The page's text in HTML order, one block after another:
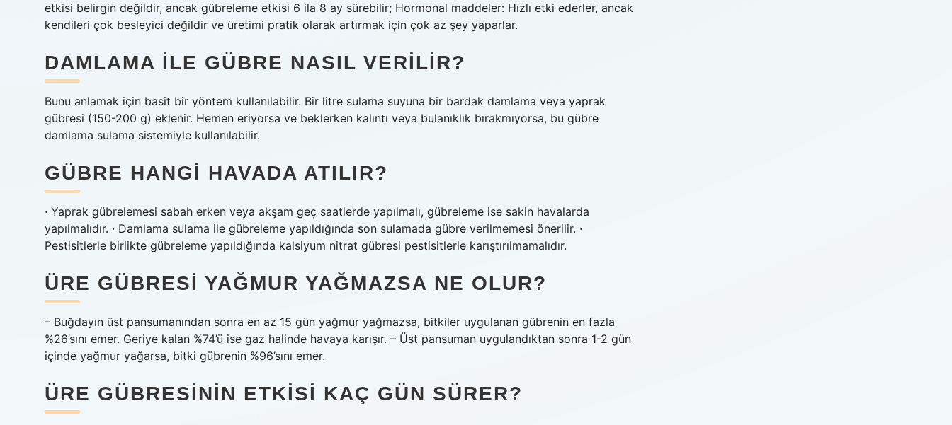
etkisi belirgin değildir, ancak gübreleme etkisi 6 ila 8 ay sürebilir; Hormonal maddeler: Hızlı etki ederler, ancak
kendileri çok besleyici değildir ve üretimi pratik olarak artırmak için çok az şey yaparlar.
DAMLAMA ILE GÜBRE NASIL VERILIR?
Bunu anlamak için basit bir yöntem kullanılabilir. Bir litre sulama suyuna bir bardak damlama veya yaprak
gübresi (150-200 g) eklenir. Hemen eriyorsa ve beklerken kalıntı veya bulanıklık bırakmıyorsa, bu gübre
damlama sulama sistemiyle kullanılabilir.
GÜBRE HANGI HAVADA ATILIR?
· Yaprak gübrelemesi sabah erken veya akşam geç saatlerde yapılmalı, gübreleme ise sakin havalarda
yapılmalıdır. · Damlama sulama ile gübreleme yapıldığında son sulamada gübre verilmemesi önerilir. ·
Pestisitlerle birlikte gübreleme yapıldığında kalsiyum nitrat gübresi pestisitlerle karıştırılmamalıdır.
ÜRE GÜBRESI YAĞMUR YAĞMAZSA NE OLUR?
– Buğdayın üst pansumanından sonra en az 15 gün yağmur yağmazsa, bitkiler uygulanan gübrenin en fazla
%26’sını emer. Geriye kalan %74’ü ise gaz halinde havaya karışır. – Üst pansuman uygulandıktan sonra 1-2 gün
içinde yağmur yağarsa, bitki gübrenin %96’sını emer.
ÜRE GÜBRESININ ETKISI KAÇ GÜN SÜRER?